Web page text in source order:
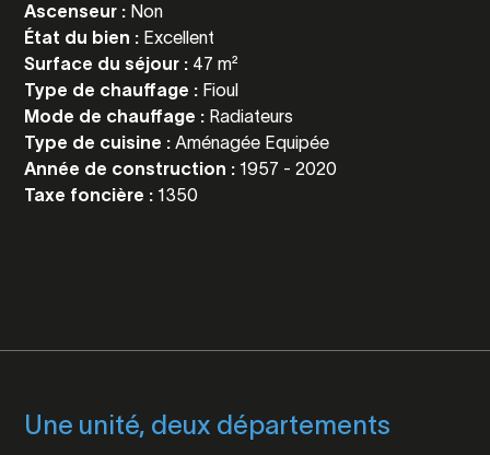
Ascenseur : Non
État du bien : Excellent
Surface du séjour : 47 m²
Type de chauffage : Fioul
Mode de chauffage : Radiateurs
Type de cuisine :Aménagée Equipée
Année de construction : 1957 - 2020
Taxe foncière : 1350
Une unité, deux départements